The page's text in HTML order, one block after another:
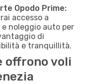
Opodo Prime:
accesso a
noleggio auto per
di
e tranquillità.
offrono voli